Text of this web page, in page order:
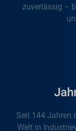
zuverlässig –
Seit 144 Jahren
Welt in